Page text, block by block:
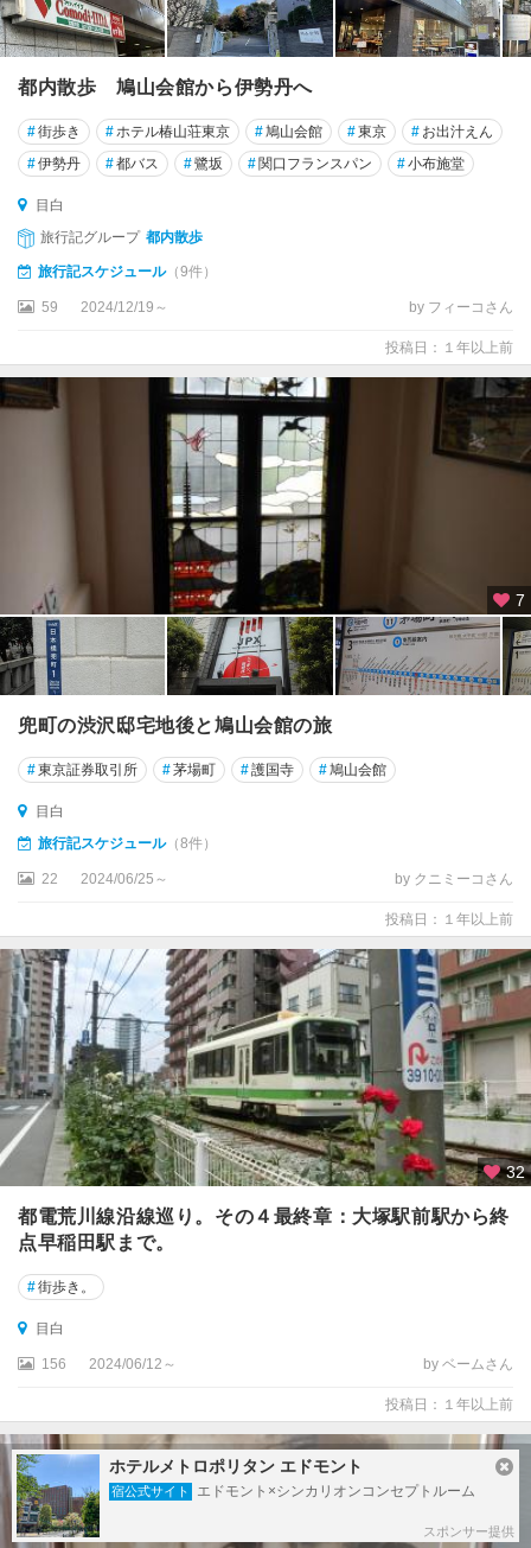
都内散歩 鳩山会館から伊勢丹へ
#街歩き #ホテル椿山荘東京 #鳩山会館 #東京 # お出汁えん
#伊勢丹 #都バス #鷺坂 # 関口フランスパン #小布施堂
目白
旅行記グループ 都内散歩
旅行記スケジュール（9件）
59 2024/12/19～ by フィーコさん
投稿日：１年以上前
7
兜町の渋沢邸宅地後と鳩山会館の旅
#東京証券取引所 #茅場町 #護国寺 #鳩山会館
目白
旅行記スケジュール（8件）
22 2024/06/25～ by クニミーコさん
投稿日：１年以上前
32
都電荒川線沿線巡り。その４最終章：大塚駅前駅から終
点早稲田駅まで。
#街歩き。
目白
156 2024/06/12～ by ベームさん
投稿日：１年以上前
ホテルメトロポリタン エドモント
宿公式サイト エドモント×シンカリオンコンセプトルーム
スポンサー提供